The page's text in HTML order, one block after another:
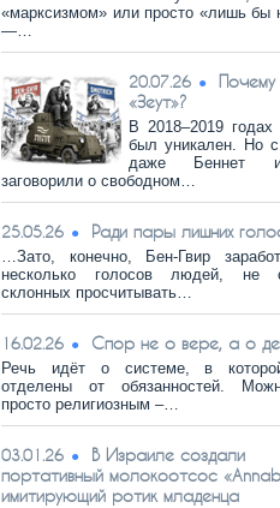
«марксизмом» или просто «лишь бы
—…
20.07.26
Почему
«Зеут»?
В 2018–2019 годах
был уникален. Но
даже Беннет
заговорили о свободном…
25.05.26 Ради пары лишних
…Зато, конечно, Бен-Гвир
несколько голосов людей, не
склонных просчитывать…
16.02.26 Спор не о вере, а о
Речь идёт о системе, в
отделены от обязанностей.
просто религиозным –…
03.01.26
В Израиле создали
портативный молокоотсос
имитирующий ротик младенца